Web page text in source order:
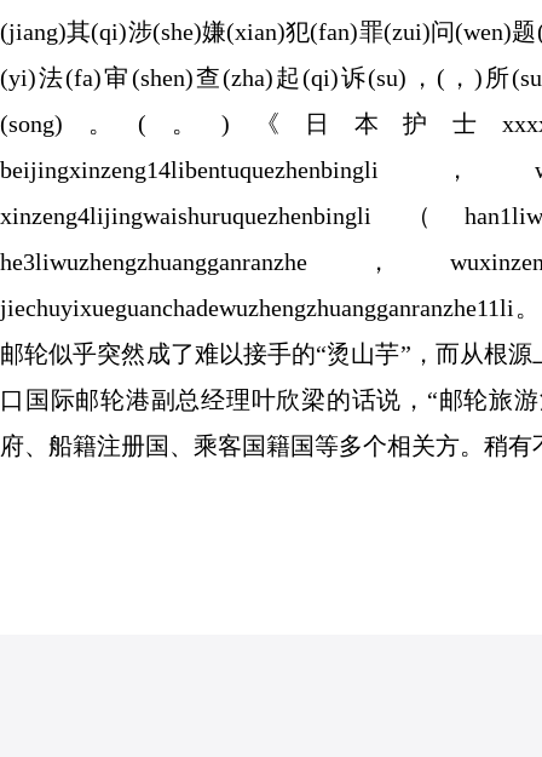
(jiang)其(qi)涉(she)嫌(xian)犯(fan)罪(zui)问(wen)
(yi)法(fa)审(shen)查(zha)起(qi)诉(su)，(，)所
(song)。(。)《日本护士
beijingxinzeng14libentuquezhenbingli，
xinzeng4lijingwaishuruquezhenbingli（
he3liwuzhengzhuangganranzhe，
邮轮似乎突然成了难以接手的“烫山芋”，而从根
口国际邮轮港副总经理叶欣梁的话说，“邮轮旅
府、船籍注册国、乘客国籍国等多个相关方。稍